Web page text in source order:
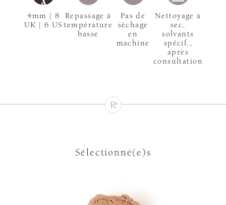
4mm | 8
UK | 6 US
Repassage à
température
basse
Pas de
sèchage
en
machine
Nettoyage à
sec,
solvants
spécif.,
après
consultation
Sélectionné(e)s